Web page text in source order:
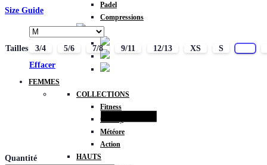
Padel
Compressions
FEMMES
COLLECTIONS
Fitness
Gravity
Météore
Action
HAUTS
Size Guide
Tailles 3/4 5/6 7/8 9/11 12/13 XS S
Effacer
Quantité